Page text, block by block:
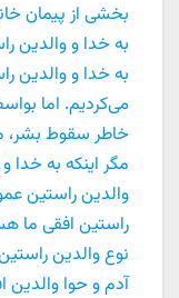
بخشی از پیمان
به خدا و والدین
به خدا و والدین
می‌کردیم. اما
خاطر سقوط بشر،
مگر اینکه به خدا
والدین راستین
راستین افقی ما
نوع والدین
آدم و حوا والدین